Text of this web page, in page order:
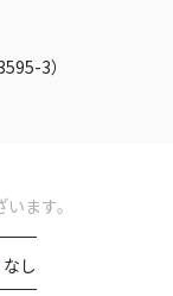
3）
ます。
なし